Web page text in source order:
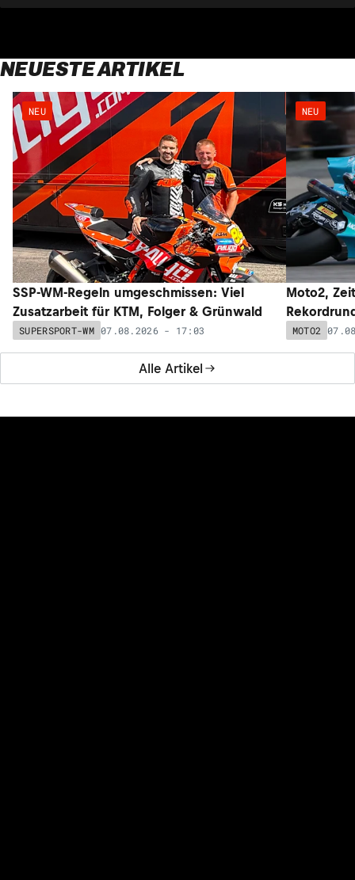
NEUESTE ARTIKEL
Alle Artikel
NEU
SSP-WM-Regeln umgeschmissen: Viel
Zusatzarbeit für KTM, Folger & Grünwald
SUPERSPORT-WM 07.08.2026 - 17:03
NEU
Moto2,
MOTO2